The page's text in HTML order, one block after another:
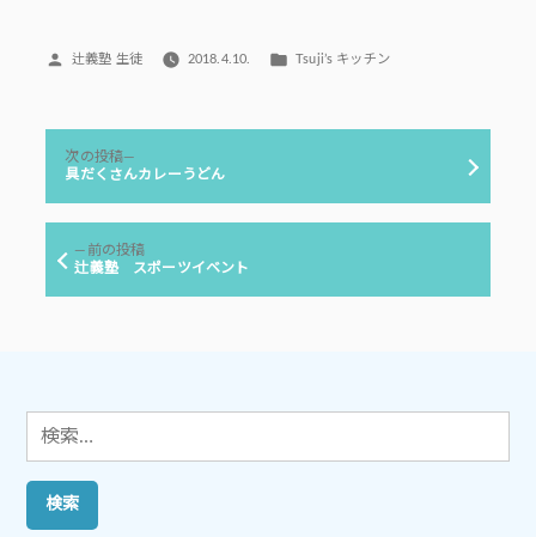
投
辻義塾 生徒 2018.4.10.
カ
リ
Tsuji’s キッチン
ナ
ー
前の投稿前
の
辻義塾 スポーツイベント
次の投稿
の
具だくさんカレーうどん
検
索: